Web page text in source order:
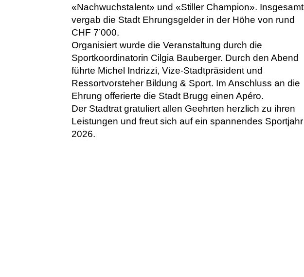
«Nachwuchstalent» und «Stiller Champion». Insgesamt
vergab die Stadt Ehrungsgelder in der Höhe von rund
CHF 7’000.
Organisiert wurde die Veranstaltung durch die
Sportkoordinatorin Cilgia Bauberger. Durch den Abend
führte Michel Indrizzi, Vize-Stadtpräsident und
Ressortvorsteher Bildung & Sport. Im Anschluss an die
Ehrung offerierte die Stadt Brugg einen Apéro.
Der Stadtrat gratuliert allen Geehrten herzlich zu ihren
Leistungen und freut sich auf ein spannendes Sportjahr
2026.